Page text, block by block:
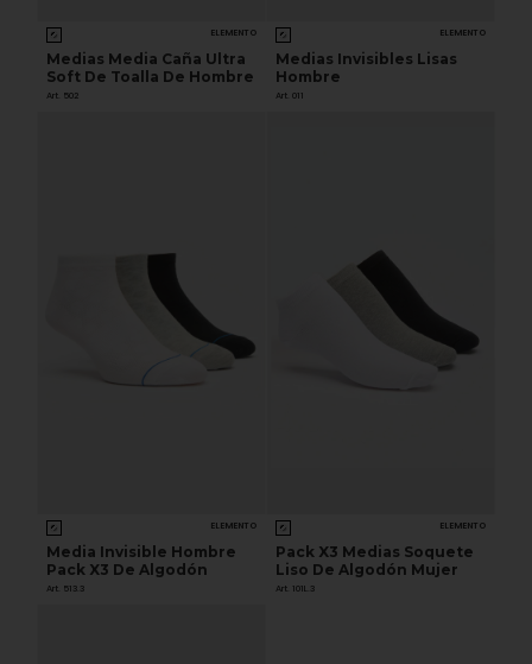
ELEMENTO
Medias Media Caña Ultra
Soft De Toalla De Hombre
Art. 502
ELEMENTO
Medias Invisibles Lisas
Hombre
Art. 011
ELEMENTO
Media Invisible Hombre
Pack X3 De Algodón
Art. 513.3
ELEMENTO
Pack X3 Medias Soquete
Liso De Algodón Mujer
Art. 101L.3